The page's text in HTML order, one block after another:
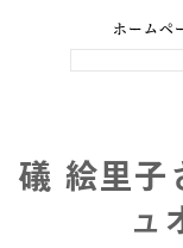
ホームペ
礒 絵里子
ュ